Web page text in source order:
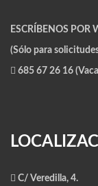
ESCRÍBENOS POR
(Sólo para
685 67 26 16
C/ Veredilla, 4.